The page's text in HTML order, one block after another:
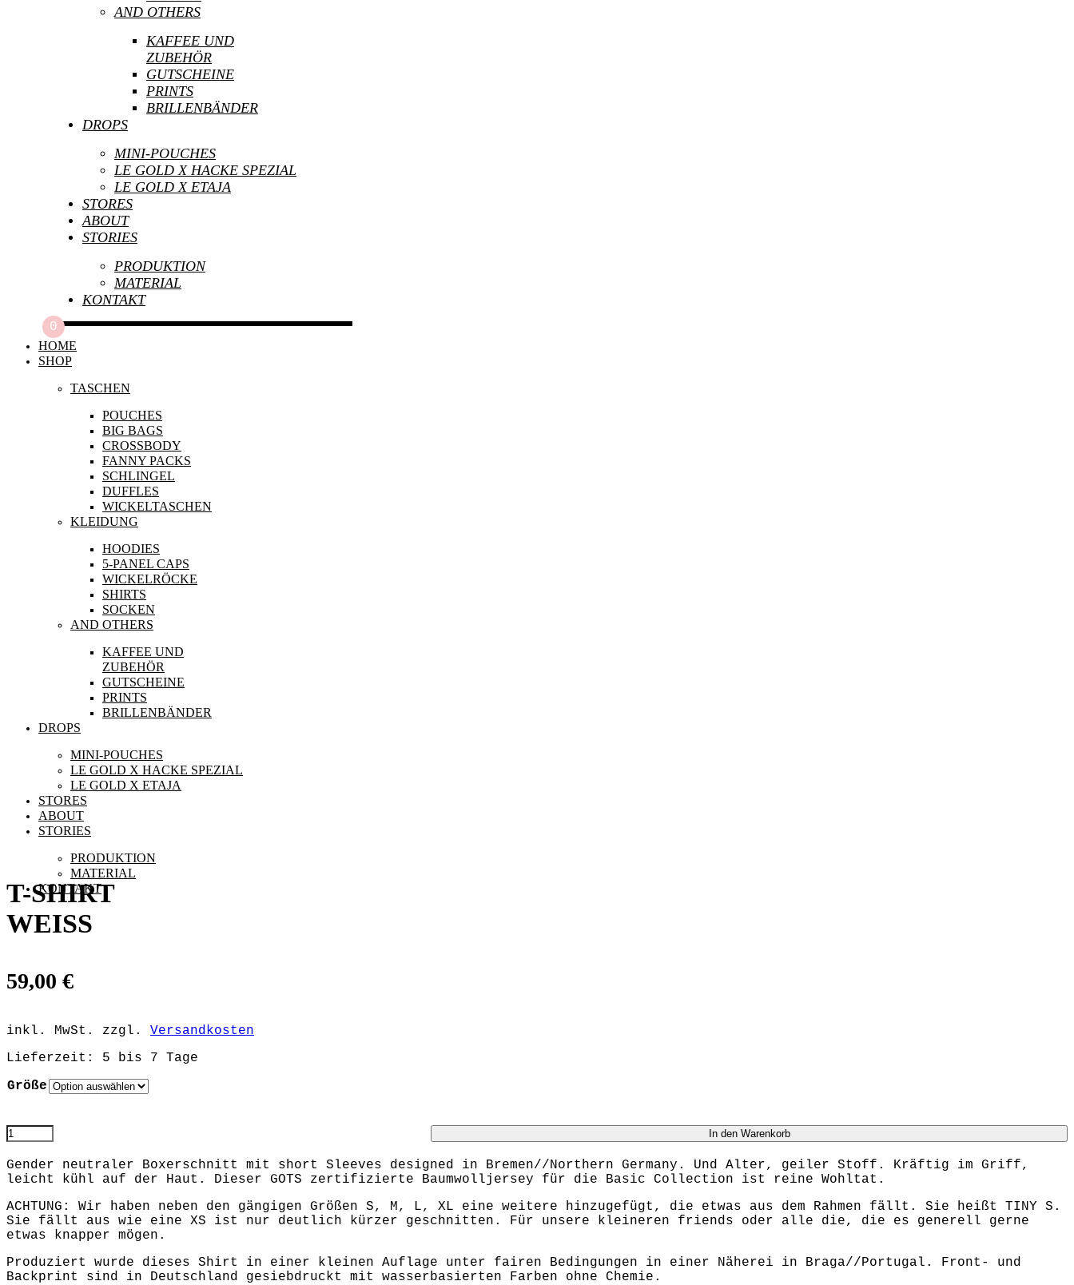
AND OTHERS
KAFFEE UND
ZUBEHÖR
GUTSCHEINE
PRINTS
BRILLENBÄNDER
DROPS
MINI-POUCHES
LE GOLD X HACKE SPEZIAL
LE GOLD X ETAJA
STORES
ABOUT
STORIES
PRODUKTION
MATERIAL
KONTAKT
0
HOME
SHOP
TASCHEN
POUCHES
BIG BAGS
CROSSBODY
FANNY PACKS
SCHLINGEL
DUFFLES
WICKELTASCHEN
KLEIDUNG
HOODIES
5-PANEL CAPS
WICKELRÖCKE
SHIRTS
SOCKEN
AND OTHERS
KAFFEE UND
ZUBEHÖR
GUTSCHEINE
PRINTS
BRILLENBÄNDER
DROPS
MINI-POUCHES
LE GOLD X HACKE SPEZIAL
LE GOLD X ETAJA
STORES
ABOUT
STORIES
PRODUKTION
MATERIAL
KONTAKT
T-SHIRT
WEISS
59,00 €
inkl. MwSt. zzgl. Versandkosten
Lieferzeit: 5 bis 7 Tage
Größe
T-
SHIRT
weiß
quantity
In den Warenkorb
Gender neutraler Boxerschnitt mit short Sleeves designed in Bremen//Northern Germany. Und Alter, geiler Stoff. Kräftig im Griff,
leicht kühl auf der Haut. Dieser GOTS zertifizierte Baumwolljersey für die Basic Collection ist reine Wohltat.
ACHTUNG: Wir haben neben den gängigen Größen S, M, L, XL eine weitere hinzugefügt, die etwas aus dem Rahmen fällt. Sie heißt TINY S.
Sie fällt aus wie eine XS ist nur deutlich kürzer geschnitten. Für unsere kleineren friends oder alle die, die es generell gerne
etwas knapper mögen.
Produziert wurde dieses Shirt in einer kleinen Auflage unter fairen Bedingungen in einer Näherei in Braga//Portugal. Front- und
Backprint sind in Deutschland gesiebdruckt mit wasserbasierten Farben ohne Chemie.